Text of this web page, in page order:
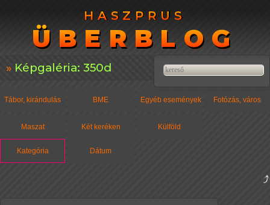
HASZPRUS
ÜBERBLOG
HASZPRUS
ÜBERBLOG
Képgaléria: 350d
Tábor, kirándulás BME Egyéb események Fotózás, város
Maszat Két keréken Külföld
Kategória Dátum